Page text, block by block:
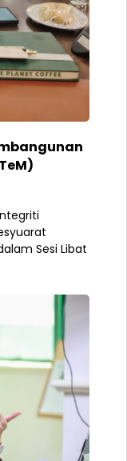
Sesi Libat